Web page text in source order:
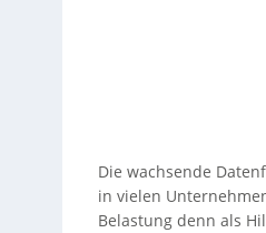
Die wachsende
in vielen
Belastung denn als